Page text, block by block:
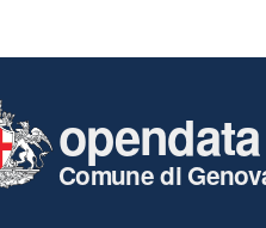
opendata
Comune di